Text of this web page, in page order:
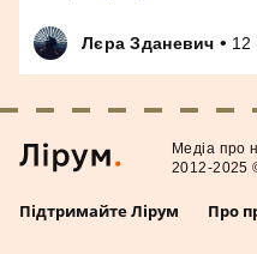
Лєра Зданевич • 12
Підтримайте Лірум Про
Медiа про
2012-2025